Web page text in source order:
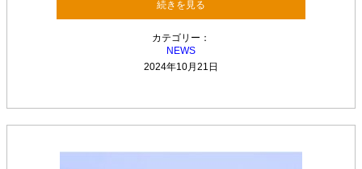
続きを見る
カテゴリー：
NEWS
2024年10月21日